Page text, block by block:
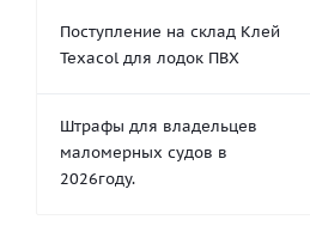
Поступление на склад Клей
Texacol для лодок ПВХ
Штрафы для владельцев
маломерных судов в
2026году.